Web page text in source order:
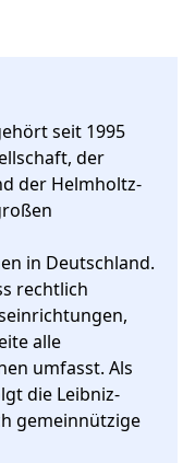
seit 1995
der
der Helmholtz-
in Deutschland.
rechtlich
alle
umfasst. Als
die Leibniz-
gemeinnützige